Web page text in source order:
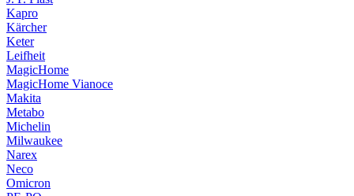
Kapro
Kärcher
Keter
Leifheit
MagicHome
MagicHome Vianoce
Makita
Metabo
Michelin
Milwaukee
Narex
Neco
Omicron